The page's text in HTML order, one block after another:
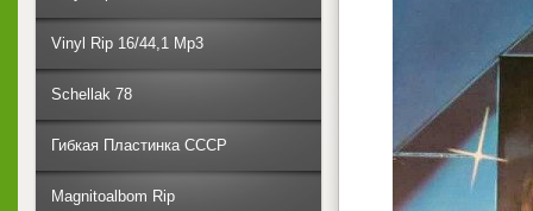
Vinyl Rip 16/44,1 Mp3
Schellak 78
Гибкая Пластинка СССР
Magnitoalbom Rip